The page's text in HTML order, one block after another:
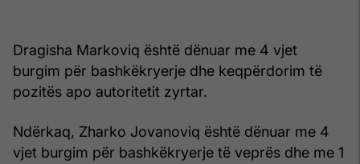
Dragisha Markoviq është dënuar me 4 vjet
burgim për bashkëkryerje dhe keqpërdorim të
pozitës apo autoritetit zyrtar.
Ndërkaq, Zharko Jovanoviq është dënuar me 4
vjet burgim për bashkëkryerje të veprës dhe me 1